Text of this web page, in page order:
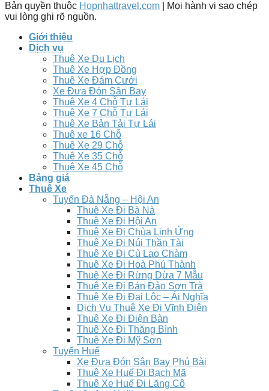
Bản quyền thuộc Hopnhattravel.com | Mọi hành vi sao chép
vui lòng ghi rõ nguồn.
Giới thiệu
Dịch vụ
Thuê Xe Du Lịch
Thuê Xe Hợp Đồng
Thuê Xe Đám Cưới
Xe Đưa Đón Sân Bay
Thuê Xe 4 Chỗ Tự Lái
Thuê Xe 7 Chỗ Tự Lái
Thuê Xe Bản Tải Tự Lái
Thuê xe 16 Chỗ
Thuê Xe 29 Chỗ
Thuê Xe 35 Chỗ
Thuê Xe 45 Chỗ
Bảng giá
Thuê Xe
Tuyến Đà Nẵng – Hội An
Thuê Xe Đi Bà Nà
Thuê Xe Đi Hội An
Thuê Xe Đi Chùa Linh Ứng
Thuê Xe Đi Núi Thần Tài
Thuê Xe Đi Cù Lao Chàm
Thuê Xe Đi Hoà Phú Thành
Thuê Xe Đi Rừng Dừa 7 Mẫu
Thuê Xe Đi Bán Đảo Sơn Trà
Thuê Xe Đi Đại Lộc – Ái Nghĩa
Dịch Vụ Thuê Xe Đi Vĩnh Điện
Thuê Xe Đi Điện Bàn
Thuê Xe Đi Thăng Bình
Thuê Xe Đi Mỹ Sơn
Tuyến Huế
Xe Đưa Đón Sân Bay Phú Bài
Thuê Xe Huế Đi Bạch Mã
Thuê Xe Huế Đi Lăng Cô